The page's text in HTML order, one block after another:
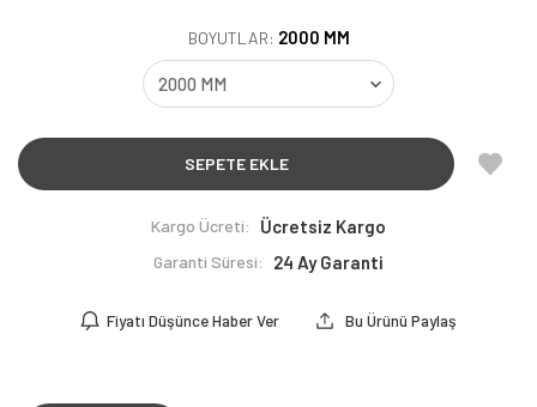
BOYUTLAR: 2000 MM
SEPETE EKLE
Kargo Ücreti: Ücretsiz Kargo
Garanti Süresi: 24 Ay Garanti
Fiyatı Düşünce Haber Ver Bu Ürünü Paylaş